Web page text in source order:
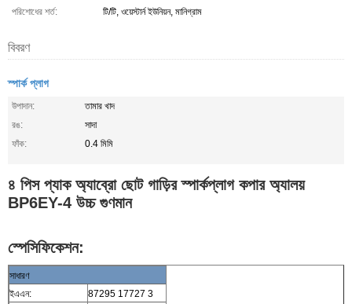
পরিশোধের শর্ত:
টি/টি, ওয়েস্টার্ন ইউনিয়ন, মানিগ্রাম
বিবরণ
স্পার্ক প্লাগ
উপাদান:
তামার খাদ
রঙ:
সাদা
ফাঁক:
0.4 মিমি
৪ পিস প্যাক অ্যাব্রো ছোট গাড়ির স্পার্কপ্লাগ কপার অ্যালয়
BP6EY-4 উচ্চ গুণমান
স্পেসিফিকেশন:
সাধারণ
ইএএন:
87295 17727 3